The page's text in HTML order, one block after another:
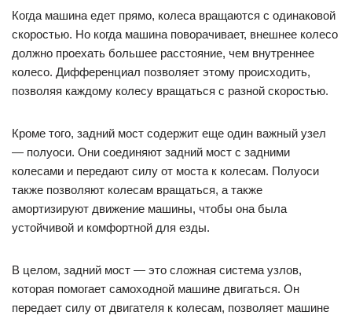
Когда машина едет прямо, колеса вращаются с одинаковой
скоростью. Но когда машина поворачивает, внешнее колесо
должно проехать большее расстояние, чем внутреннее
колесо. Дифференциал позволяет этому происходить,
позволяя каждому колесу вращаться с разной скоростью.
Кроме того, задний мост содержит еще один важный узел
— полуоси. Они соединяют задний мост с задними
колесами и передают силу от моста к колесам. Полуоси
также позволяют колесам вращаться, а также
амортизируют движение машины, чтобы она была
устойчивой и комфортной для езды.
В целом, задний мост — это сложная система узлов,
которая помогает самоходной машине двигаться. Он
передает силу от двигателя к колесам, позволяет машине